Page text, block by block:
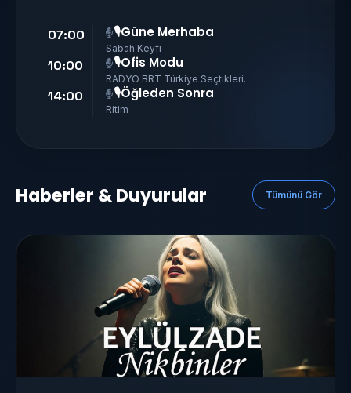
07:00 🎙Güne Merhaba
Sabah Keyfi
10:00 🎙Ofis Modu
RADYO BRT Türkiye Seçtikleri.
14:00 🎙Öğleden Sonra
Ritim
Haberler & Duyurular Tümünü Gör